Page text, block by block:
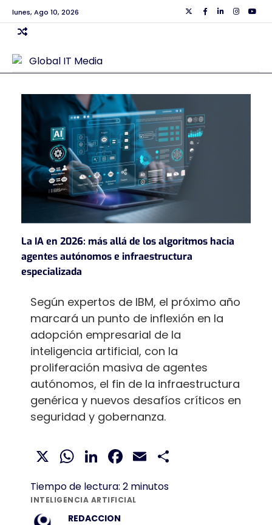
Skip
to
content
lunes, Ago 10, 2026 TwiiterFacebook
Linkedin
La IA en 2026: más allá de los algoritmos hacia
agentes autónomos e infraestructura
especializada
X WhatsApp
LinkedIn
Facebook
Email
Tiempo de lectura: 2 minutos
INTELIGENCIA ARTIFICIAL
Según expertos de IBM, el próximo año
marcará un punto de inflexión en la
adopción empresarial de la
inteligencia artificial, con la
proliferación masiva de agentes
autónomos, el fin de la infraestructura
genérica y nuevos desafíos críticos en
seguridad y gobernanza.
REDACCION